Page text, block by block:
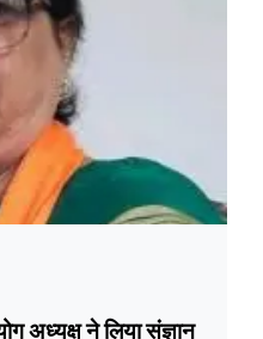
अध्यक्ष ने लिया संज्ञान